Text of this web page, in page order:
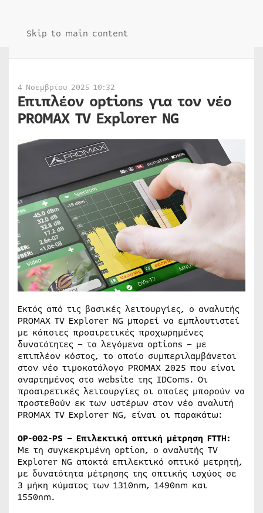
Skip to main content
4 Νοεμβρίου 2025 10:32
Επιπλέον options για τον νέο
PROMAX TV Explorer NG
Εκτός από τις βασικές λειτουργίες, ο αναλυτής
PROMAX TV Explorer NG μπορεί να εμπλουτιστεί
με κάποιες προαιρετικές προχωρημένες
δυνατότητες – τα λεγόμενα options – με
επιπλέον κόστος, το οποίο συμπεριλαμβάνεται
στον νέο τιμοκατάλογο PROMAX 2025 που είναι
αναρτημένος στο website της IDComs. Οι
προαιρετικές λειτουργίες οι οποίες μπορούν να
προστεθούν εκ των υστέρων στον νέο αναλυτή
PROMAX TV Explorer NG, είναι οι παρακάτω:
OP-002-PS – Επιλεκτική οπτική μέτρηση FTTH:
Με τη συγκεκριμένη option, ο αναλυτής TV
Explorer NG αποκτά επιλεκτικό οπτικό μετρητή,
με δυνατότητα μέτρησης της οπτικής ισχύος σε
3 μήκη κύματος των 1310nm, 1490nm και
1550nm.